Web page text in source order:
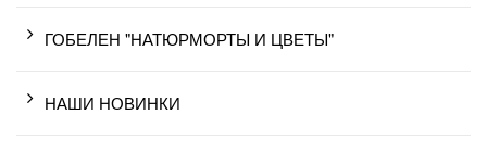
ГОБЕЛЕН "НАТЮРМОРТЫ И ЦВЕТЫ"
НАШИ НОВИНКИ